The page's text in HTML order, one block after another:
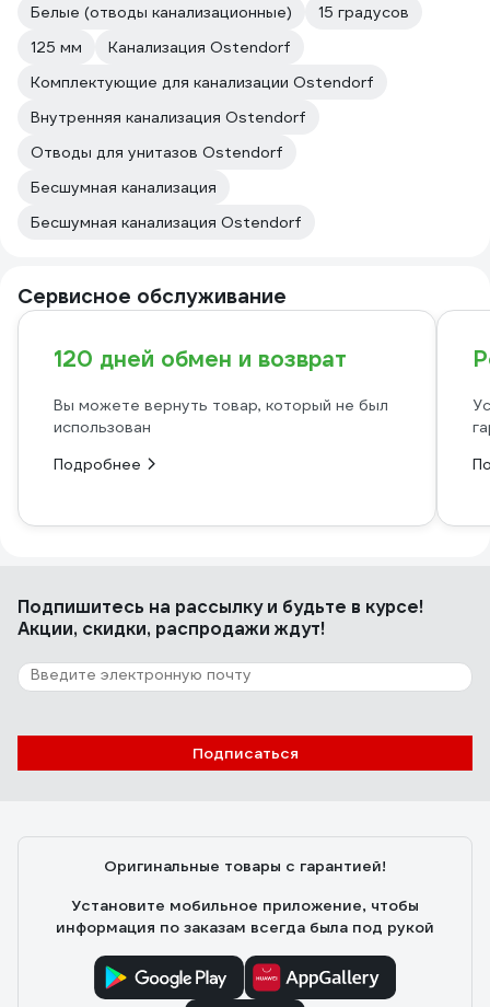
Белые (отводы канализационные)
15 градусов
125 мм
Канализация Ostendorf
Комплектующие для канализации Ostendorf
Внутренняя канализация Ostendorf
Отводы для унитазов Ostendorf
Бесшумная канализация
Бесшумная канализация Ostendorf
Сервисное обслуживание
120 дней обмен и возврат
Вы можете вернуть товар, который не был
использован
Подробнее
Подпишитесь на рассылкуи будьте в курсе!
Акции, скидки, распродажи ждут!
Подписаться
Оригинальные товары с гарантией!
Установите мобильное приложение, чтобы
информация по заказам всегда была под рукой